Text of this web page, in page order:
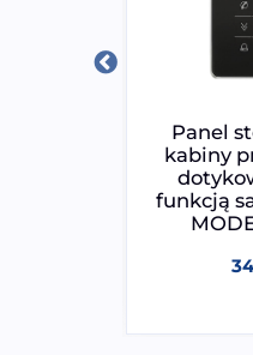
Panel
kabiny
funkcją